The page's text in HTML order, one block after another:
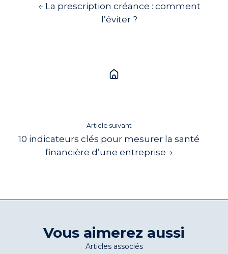
← La prescription créance : comment
l’éviter ?
Article suivant
10 indicateurs clés pour mesurer la santé
financière d’une entreprise →
Vous aimerez aussi
Articles associés